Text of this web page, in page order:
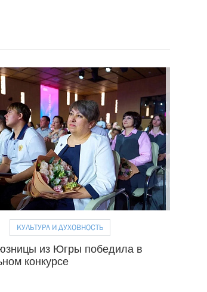
КУЛЬТУРА И ДУХОВНОСТЬ
из Югры победила в
конкурсе